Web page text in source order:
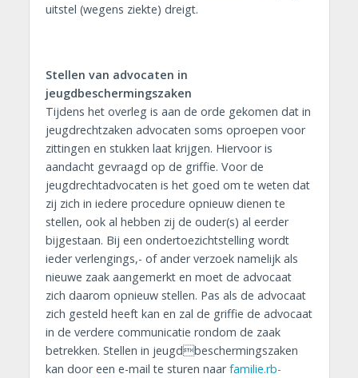
uitstel (wegens ziekte) dreigt.
Stellen van advocaten in
jeugdbeschermingszaken
Tijdens het overleg is aan de orde gekomen dat in
jeugdrechtzaken advocaten soms oproepen voor
zittingen en stukken laat krijgen. Hiervoor is
aandacht gevraagd op de griffie. Voor de
jeugdrechtadvocaten is het goed om te weten dat
zij zich in iedere procedure opnieuw dienen te
stellen, ook al hebben zij de ouder(s) al eerder
bijgestaan. Bij een ondertoezichtstelling wordt
ieder verlengings,- of ander verzoek namelijk als
nieuwe zaak aangemerkt en moet de advocaat
zich daarom opnieuw stellen. Pas als de advocaat
zich gesteld heeft kan en zal de griffie de advocaat
in de verdere communicatie rondom de zaak
betrekken. Stellen in jeugdbeschermingszaken
kan door een e-mail te sturen naarfamilie.rb-